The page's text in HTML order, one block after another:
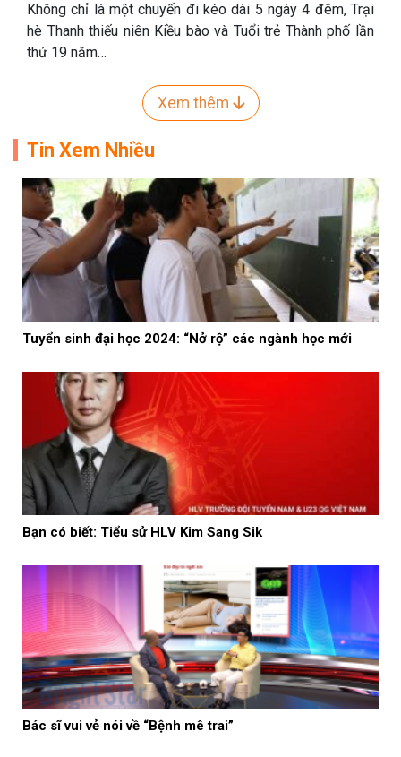
Không chỉ là một chuyến đi kéo dài 5 ngày 4 đêm, Trại
hè Thanh thiếu niên Kiều bào và Tuổi trẻ Thành phố lần
thứ 19 năm…
Xem thêm
Tin Xem Nhiều
Tuyển sinh đại học 2024: “Nở rộ” các ngành học mới
Bạn có biết: Tiểu sử HLV Kim Sang Sik
Bác sĩ vui vẻ nói về “Bệnh mê trai”